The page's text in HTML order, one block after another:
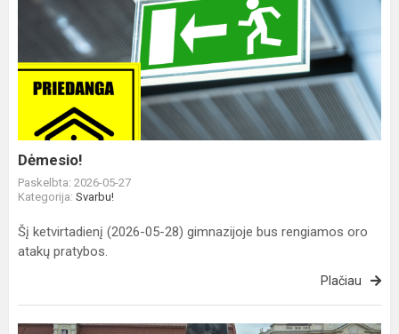
Dėmesio!
Dėmesio!
Paskelbta: 2026-05-27
Kategorija: Svarbu!
Šį ketvirtadienį (2026-05-28) gimnazijoje bus rengiamos oro
atakų pratybos.
Plačiau